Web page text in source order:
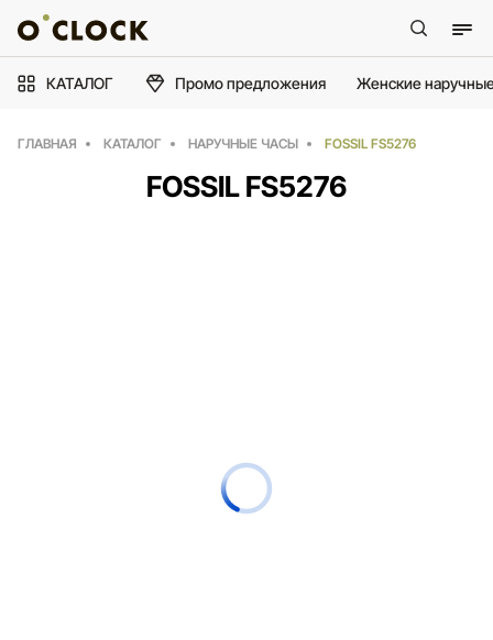
КАТАЛОГ Промо предложения Женские
ГЛАВНАЯ КАТАЛОГ НАРУЧНЫЕ ЧАСЫ FOSSIL FS5276
FOSSIL FS5276